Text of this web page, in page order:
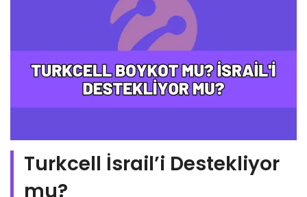
Turkcell İsrail’i Destekliyor
mu?